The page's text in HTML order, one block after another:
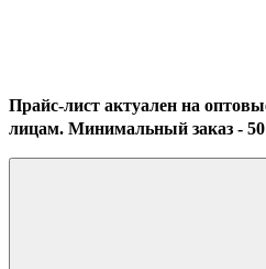
Прайс-лист актуален на
лицам. Минимальный заказ - 50